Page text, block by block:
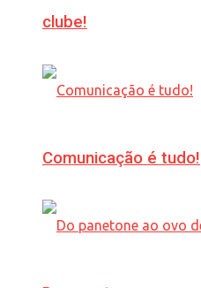
clube!
Comunicação é tudo!